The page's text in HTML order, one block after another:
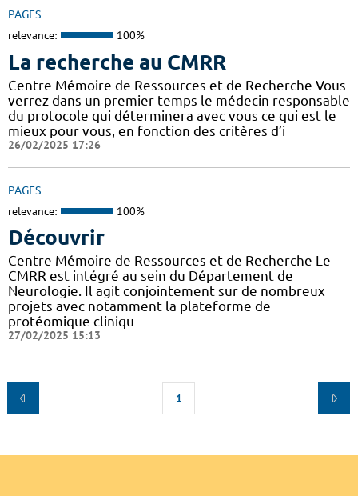
PAGES
relevance: 100%
La recherche au CMRR
Centre Mémoire de Ressources et de Recherche Vous
verrez dans un premier temps le médecin responsable
du protocole qui déterminera avec vous ce qui est le
mieux pour vous, en fonction des critères d’i
26/02/2025 17:26
PAGES
relevance: 100%
Découvrir
Centre Mémoire de Ressources et de Recherche Le
CMRR est intégré au sein du Département de
Neurologie. Il agit conjointement sur de nombreux
projets avec notamment la plateforme de
protéomique cliniqu
27/02/2025 15:13
1